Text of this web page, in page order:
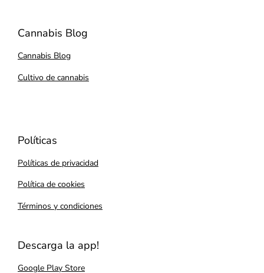
Cannabis Blog
Cannabis Blog
Cultivo de cannabis
Políticas
Políticas de privacidad
Política de cookies
Términos y condiciones
Descarga la app!
Google Play Store